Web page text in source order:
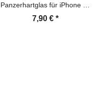
Panzerhartglas für iPhone 13
Mini ANTI-SPY PRIVACY
7,90 € *